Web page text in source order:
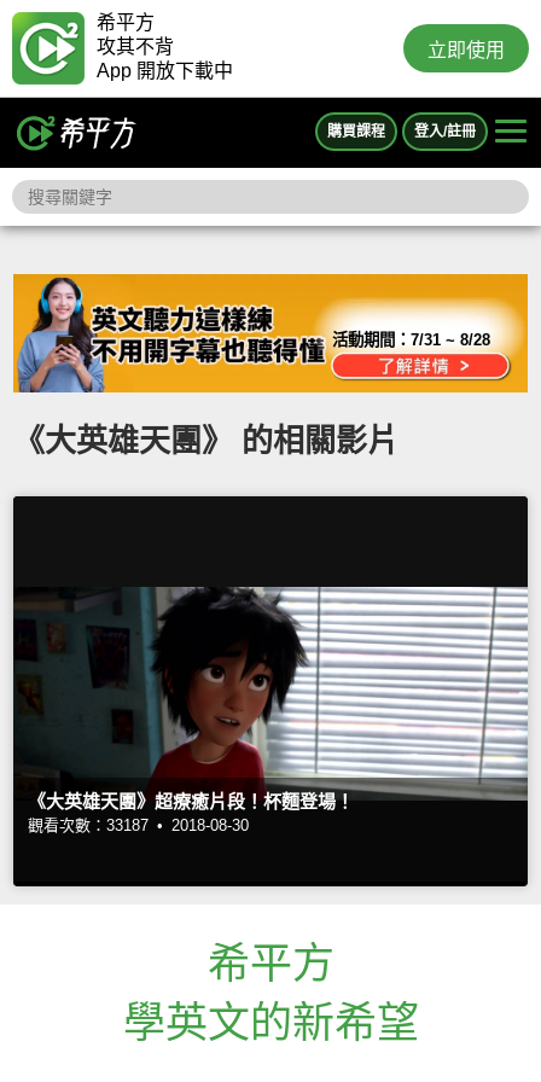
希平方
攻其不背
App 開放下載中
立即使用
購買課程 登入/註冊
活動期間：7/31 ~ 8/28
《大英雄天團》 的相關影片
《大英雄天團》超療癒片段！杯麵登場！
觀看次數：33187 • 2018-08-30
希平方
學英文的新希望